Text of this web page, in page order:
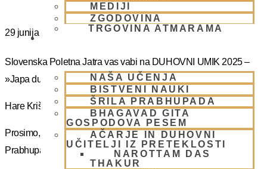
MEDIJI
ZGODOVINA
TRGOVINA ATMARAMA
NAŠA UČENJA
BISTVENI NAUKI
ŠRILA PRABHUPADA
BHAGAVAD GITA
GOSPODOVA PESEM
AČARJE IN DUHOVNI
UČITELJI IZ PRETEKLOSTI
NAROTTAM DAS
THAKUR
29 junija
Slovenska Poletna Jatra vas vabi na DUHOVNI UMIK 2025 –
»Japa duhovni umik z NM Mahatmo prabhujem
Hare Krišna, dragi bhakte!
Prosimo, sprejmite naše ponižno spoštovanje! Vsa slava Šrila
Prabhupadu!